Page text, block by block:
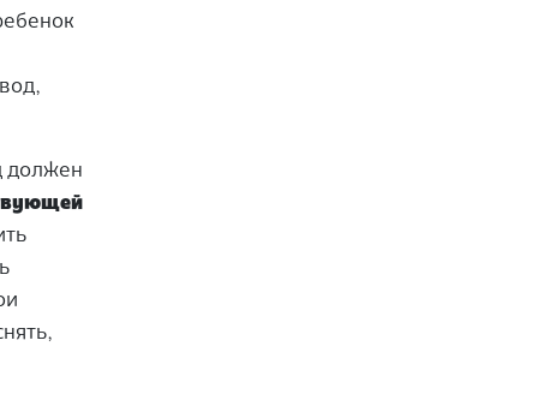
должен